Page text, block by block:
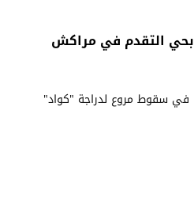
بحي التقدم في مراكش